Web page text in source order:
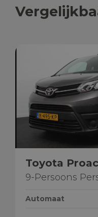
Toyota
9-Persoons
Automaat